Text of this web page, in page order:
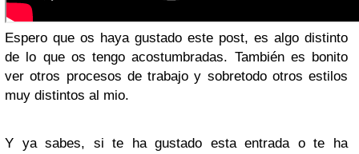
Espero que os haya gustado este post, es algo distinto
de lo que os tengo acostumbradas. También es bonito
ver otros procesos de trabajo y sobretodo otros estilos
muy distintos al mio.
Y ya sabes, si te ha gustado esta entrada o te ha